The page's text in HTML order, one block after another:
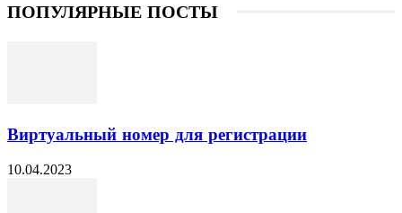
ПОПУЛЯРНЫЕ ПОСТЫ
Виртуальный номер для регистрации
10.04.2023